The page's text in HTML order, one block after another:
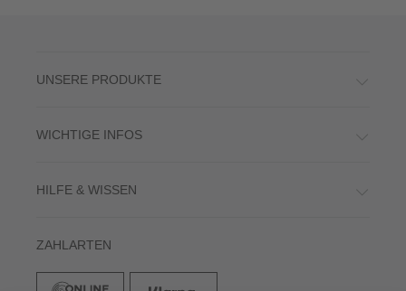
UNSERE PRODUKTE
WICHTIGE INFOS
HILFE & WISSEN
ZAHLARTEN